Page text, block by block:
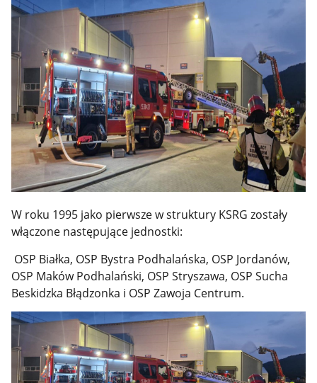
W roku 1995 jako pierwsze w struktury KSRG zostały
włączone następujące jednostki:
OSP Białka, OSP Bystra Podhalańska, OSP Jordanów,
OSP Maków Podhalański, OSP Stryszawa, OSP Sucha
Beskidzka Błądzonka i OSP Zawoja Centrum.